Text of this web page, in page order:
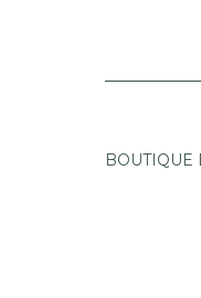
BOUTIQUE